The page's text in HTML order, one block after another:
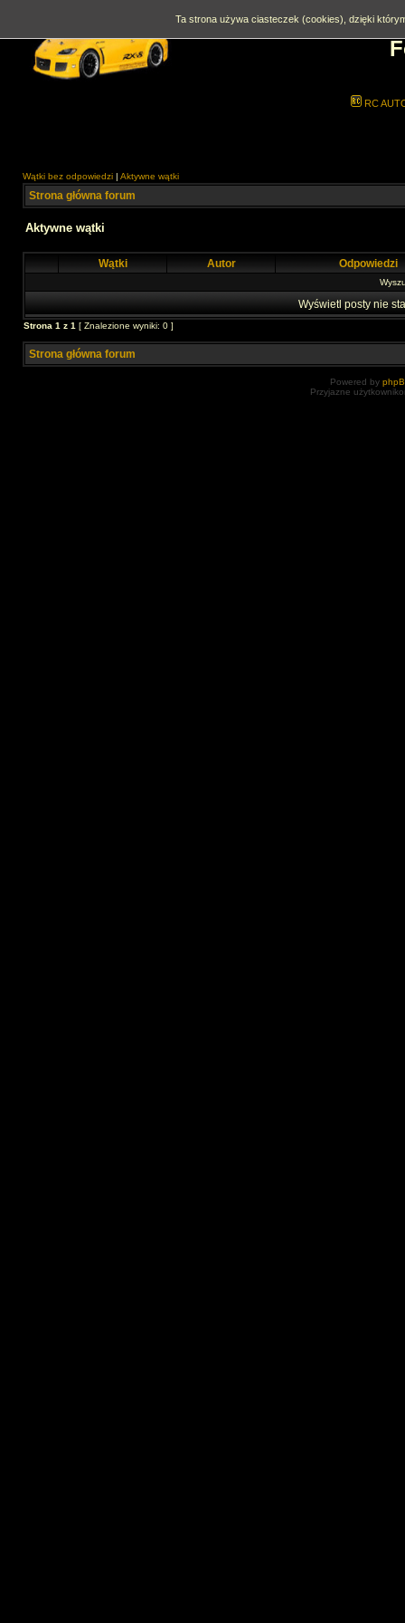
RC
Wątki bez odpowiedzi | Aktywne wątki
Strona główna forum
Aktywne wątki
Wątki Autor Odpowiedzi
Wyświetl posty nie
Strona 1 z 1 [ Znalezione wyniki: 0 ]
Strona główna forum
Powered by
Przyjazne
Ta strona używa ciasteczek (cookies), dzięki